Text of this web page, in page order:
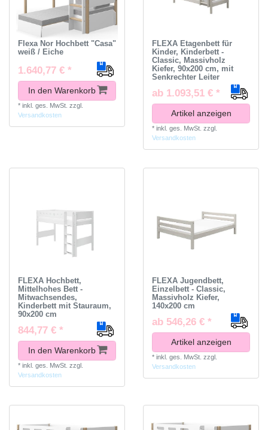
Flexa Nor Hochbett "Casa"
weiß / Eiche
1.640,77 € *
In den Warenkorb
* inkl. ges. MwSt. zzgl.
Versandkosten
FLEXA Etagenbett für
Kinder, Kinderbett -
Classic, Massivholz
Kiefer, 90x200 cm, mit
Senkrechter Leiter
ab 1.093,51 € *
Artikel anzeigen
* inkl. ges. MwSt. zzgl.
Versandkosten
FLEXA Hochbett,
Mittelhohes Bett -
Mitwachsendes,
Kinderbett mit Stauraum,
90x200 cm
844,77 € *
In den Warenkorb
* inkl. ges. MwSt. zzgl.
Versandkosten
FLEXA Jugendbett,
Einzelbett - Classic,
Massivholz Kiefer,
140x200 cm
ab 546,26 € *
Artikel anzeigen
* inkl. ges. MwSt. zzgl.
Versandkosten